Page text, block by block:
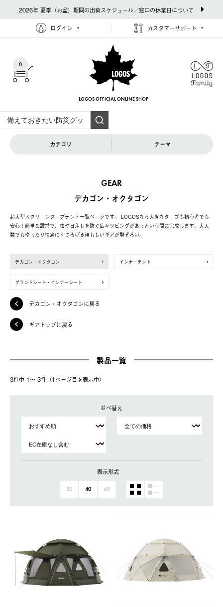
2026年 夏季（お盆）期間の出荷スケジュール／窓口の休業日について
ログイン カスタマーサポート
0
LOGOS OFFICIAL ONLINE SHOP
カテゴリ テーマ
GEAR
デカゴン・オクタゴン
超大型スクリーンタープテント一覧ページです。 LOGOSなら大きなタープも初心者でも
安心！簡単な設営で、虫や日差しを防ぐ広々リビングがあっという間に完成します。大人
数でもゆったり快適にくつろげる頼もしいギアが勢ぞろい。
デカゴン・オクタゴン インナーテント
グランドシート・インナーシート
デカゴン・オクタゴンに戻る
ギアトップに戻る
製品一覧
3件中 1〜 3件（1ページ⽬を表⽰中）
並べ替え
表示形式
20 40 60